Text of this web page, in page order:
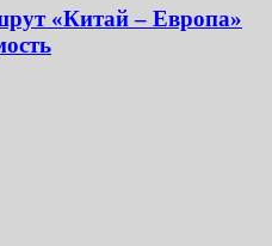
«Китай – Европа»